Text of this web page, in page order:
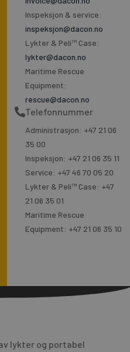
Inspeksjon & service:
inspeksjon@dacon.no
Lykter & Peli™ Case:
lykter@dacon.no
Maritime Rescue
Equipment:
rescue@dacon.no
Telefonnummer
Administrasjon: +47 21 06
35 00
Inspeksjon: +47 21 06 35 11
Service: +47 46 70 05 20
Lykter & Peli™ Case: +47
21 06 35 01
Maritime Rescue
Equipment: +47 21 06 35 10
lykter og portabel